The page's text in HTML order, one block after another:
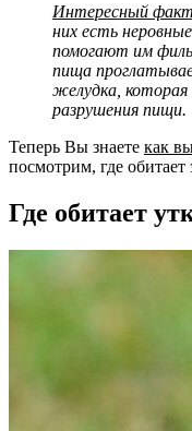
Интересный факт
них есть
помогают им
пища
желудка,
разрушения пищи.
Теперь Вы знаете как
посмотрим, где обитает
Где обитает